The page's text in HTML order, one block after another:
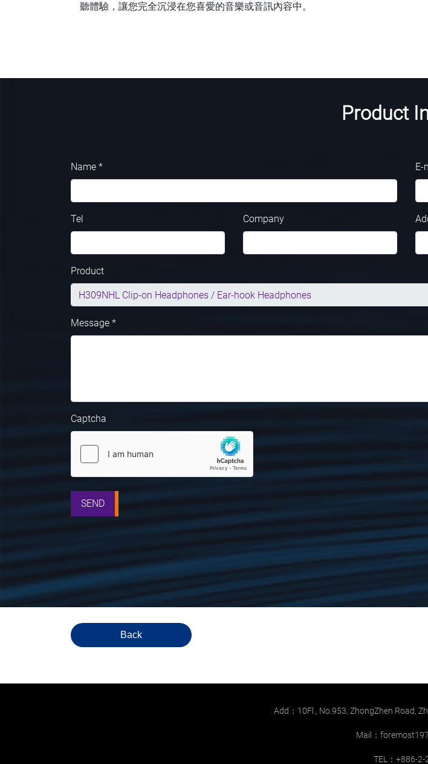
聽體驗，讓您完全沉浸在您喜愛的音樂或音訊內容中。
Product
Name * E-
Tel Company
Product
Message *
Captcha
SEND
Back
Add：10Fl., No.953, ZhongZhen Road,
Mail：
TEL： +886-2-